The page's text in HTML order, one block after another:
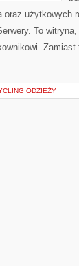
oraz użytkowych
To
ODZIEŻY